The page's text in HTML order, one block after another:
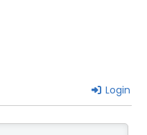
Login